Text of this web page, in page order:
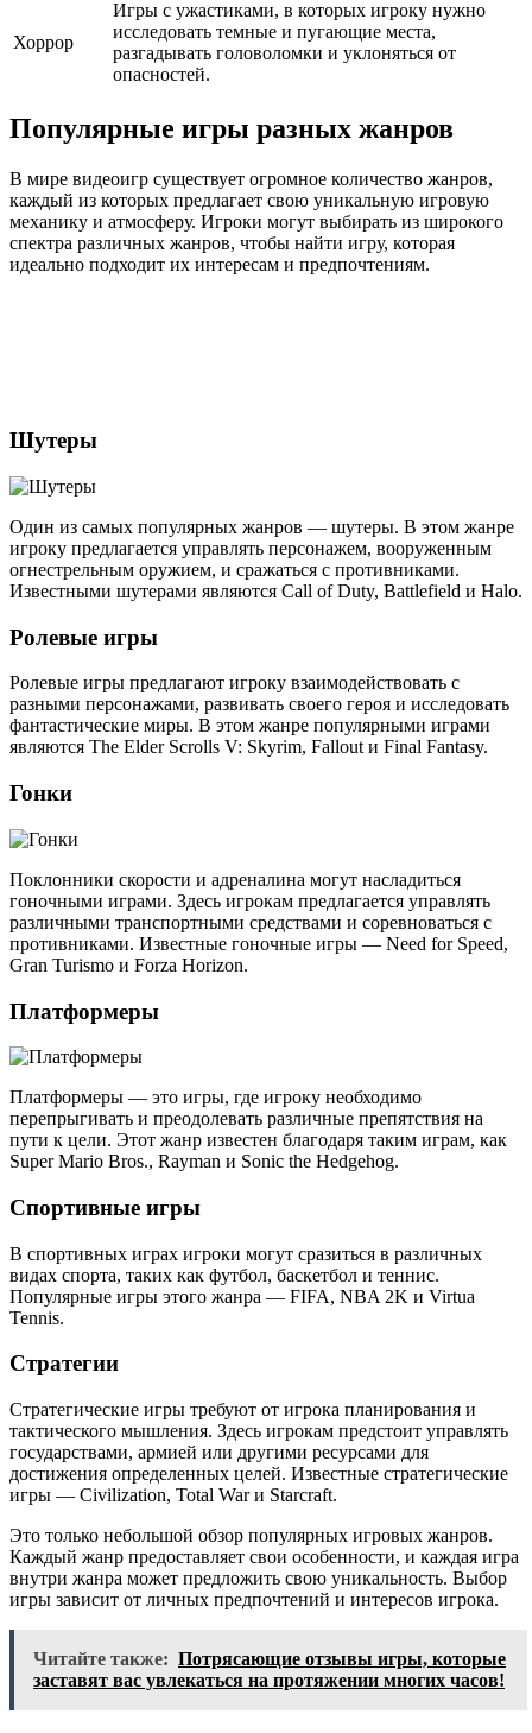
Хоррор
Игры с ужастиками, в которых игроку нужно
исследовать темные и пугающие места,
разгадывать головоломки и уклоняться от
опасностей.
Популярные игры разных жанров
В мире видеоигр существует огромное количество жанров,
каждый из которых предлагает свою уникальную игровую
механику и атмосферу. Игроки могут выбирать из широкого
спектра различных жанров, чтобы найти игру, которая
идеально подходит их интересам и предпочтениям.
Шутеры
Один из самых популярных жанров — шутеры. В этом жанре
игроку предлагается управлять персонажем, вооруженным
огнестрельным оружием, и сражаться с противниками.
Известными шутерами являются Call of Duty, Battlefield и Halo.
Ролевые игры
Ролевые игры предлагают игроку взаимодействовать с
разными персонажами, развивать своего героя и исследовать
фантастические миры. В этом жанре популярными играми
являются The Elder Scrolls V: Skyrim, Fallout и Final Fantasy.
Гонки
Поклонники скорости и адреналина могут насладиться
гоночными играми. Здесь игрокам предлагается управлять
различными транспортными средствами и соревноваться с
противниками. Известные гоночные игры — Need for Speed,
Gran Turismo и Forza Horizon.
Платформеры
Платформеры — это игры, где игроку необходимо
перепрыгивать и преодолевать различные препятствия на
пути к цели. Этот жанр известен благодаря таким играм, как
Super Mario Bros., Rayman и Sonic the Hedgehog.
Спортивные игры
В спортивных играх игроки могут сразиться в различных
видах спорта, таких как футбол, баскетбол и теннис.
Популярные игры этого жанра — FIFA, NBA 2K и Virtua
Tennis.
Стратегии
Стратегические игры требуют от игрока планирования и
тактического мышления. Здесь игрокам предстоит управлять
государствами, армией или другими ресурсами для
достижения определенных целей. Известные стратегические
игры — Сivilization, Total War и Starcraft.
Это только небольшой обзор популярных игровых жанров.
Каждый жанр предоставляет свои особенности, и каждая игра
внутри жанра может предложить свою уникальность. Выбор
игры зависит от личных предпочтений и интересов игрока.
Читайте также: Потрясающие отзывы игры, которые
заставят вас увлекаться на протяжении многих часов!